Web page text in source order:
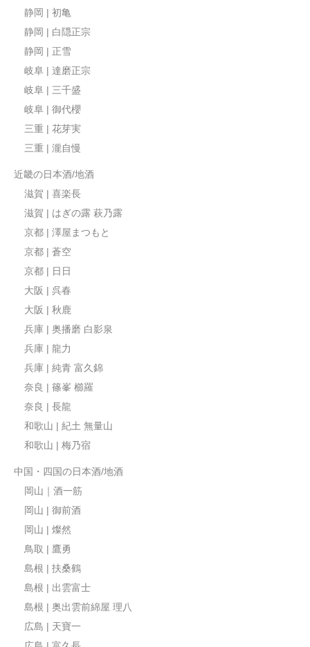
静岡 | 初亀
静岡 | 白隠正宗
静岡 | 正雪
岐阜 | 達磨正宗
岐阜 | 三千盛
岐阜 | 御代櫻
三重 | 花芽実
三重 | 瀧自慢
近畿の日本酒/地酒
滋賀 | 喜楽長
滋賀 | はぎの露 萩乃露
京都 | 澤屋まつもと
京都 | 蒼空
京都 | 日日
大阪 | 呉春
大阪 | 秋鹿
兵庫 | 奥播磨 白影泉
兵庫 | 龍力
兵庫 | 純青 富久錦
奈良 | 篠峯 櫛羅
奈良 | 長龍
和歌山 | 紀土 無量山
和歌山 | 梅乃宿
中国・四国の日本酒/地酒
岡山｜酒一筋
岡山 | 御前酒
岡山 | 燦然
鳥取 | 鷹勇
島根 | 扶桑鶴
島根 | 出雲富士
島根 | 奥出雲前綿屋 理八
広島 | 天寶一